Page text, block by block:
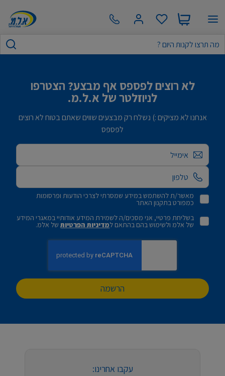
לא רוצים לפספס אף מבצע? הצטרפו
לניוזלטר של א.ל.מ.
אנחנו לא מציקים :) נשלח רק מבצעים שווים שאתם בטוח לא רוצים
לפספס
אימייל
מאשר/ת להשתמש במידע שמסרתי לצרכי הודעות ופרסומות
כמפורט בתקנון האתר
בשליחת פרטיי, אני מסכים/ה לשמירת המידע אודותיי במאגרי המידע
של אלמ ולשימוש בהם בהתאם למדיניות הפרטיותשל אלמ.
הרשמה
עקבו אחרינו: